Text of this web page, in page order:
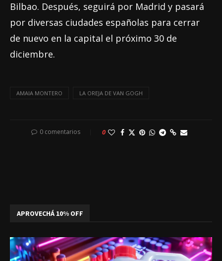
Bilbao. Después, seguirá por Madrid y pasará
por diversas ciudades españolas para cerrar
de nuevo en la capital el próximo 30 de
diciembre.
AMAIA MONTERO LA OREJA DE VAN GOGH
0 comentarios 0
APROVECHÁ 10% OFF